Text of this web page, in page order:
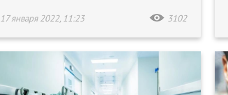
17 января 2022, 11:23 3102